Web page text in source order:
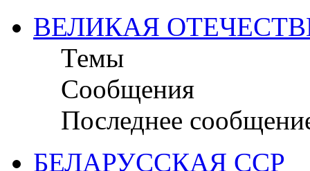
ВЕЛИКАЯ
Темы
Сообщения
Последнее
БЕЛАРУССКАЯ ССР